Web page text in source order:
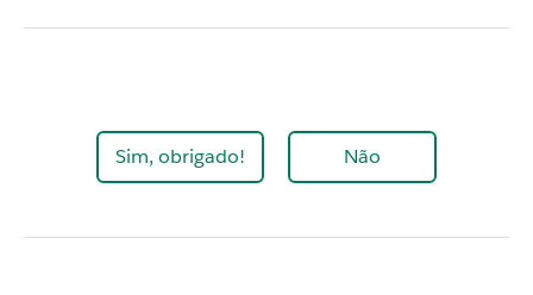
Sim, obrigado! Não